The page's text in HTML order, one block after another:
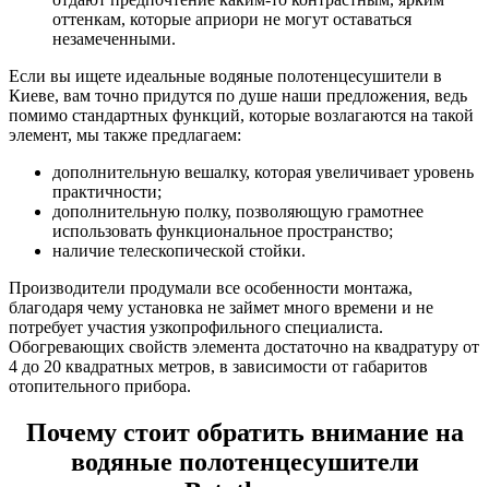
оттенкам, которые априори не могут оставаться
незамеченными.
Если вы ищете идеальные водяные полотенцесушители в
Киеве, вам точно придутся по душе наши предложения, ведь
помимо стандартных функций, которые возлагаются на такой
элемент, мы также предлагаем:
дополнительную вешалку, которая увеличивает уровень
практичности;
дополнительную полку, позволяющую грамотнее
использовать функциональное пространство;
наличие телескопической стойки.
Производители продумали все особенности монтажа,
благодаря чему установка не займет много времени и не
потребует участия узкопрофильного специалиста.
Обогревающих свойств элемента достаточно на квадратуру от
4 до 20 квадратных метров, в зависимости от габаритов
отопительного прибора.
Почему стоит обратить внимание на
водяные полотенцесушители